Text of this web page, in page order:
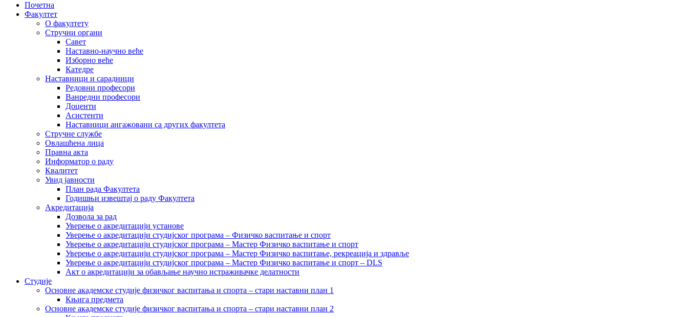
Почетна
Факултет
О факултету
Стручни органи
Савет
Наставно-научно веће
Изборно веће
Катедре
Наставници и сарадници
Редовни професори
Ванредни професори
Доценти
Асистенти
Наставници ангажовани са других факултета
Стручне службе
Овлашћена лица
Правна акта
Информатор о раду
Квалитет
Увид јавности
План рада Факултета
Годишњи извештај о раду Факултета
Акредитација
Дозвола за рад
Уверење о акредитацији установе
Уверење о акредитацији студијског програма – Физичко васпитање и спорт
Уверење о акредитацији студијског програма – Мастер Физичко васпитање и спорт
Уверење о акредитацији студијског програма – Мастер Физичко васпитање, рекреација и здравље
Уверење о акредитацији студијског програма – Мастер Физичко васпитање и спорт – DLS
Акт о акредитацији за обављање научно истраживачке делатности
Студије
Основне академске студије физичког васпитања и спорта – стари наставни план 1
Књига предмета
Основне академске студије физичког васпитања и спорта – стари наставни план 2